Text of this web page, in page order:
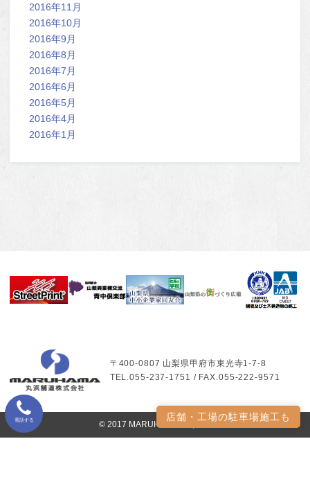
電話する
2016年11月
2016年10月
2016年9月
2016年8月
2016年7月
2016年6月
2016年5月
2016年4月
2016年1月
〒400-0807 山梨県甲府市東光寺1-7-8
TEL.055-237-1751 / FAX.055-222-9571
© 2017 MARUHAMA Co.,LTD.
店舗・工場の駐車場施工も